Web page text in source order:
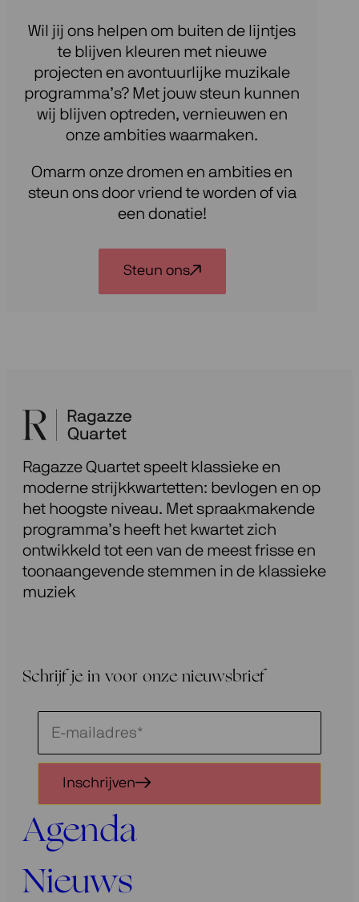
Wil jij ons helpen om buiten de lijntjes
te blijven kleuren met nieuwe
projecten en avontuurlijke muzikale
programma’s? Met jouw steun kunnen
wij blijven optreden, vernieuwen en
onze ambities waarmaken.
Omarm onze dromen en ambities en
steun ons door vriend te worden of via
een donatie!
Steun ons
Ragazze Quartet speelt klassieke en
moderne strijkkwartetten: bevlogen en op
het hoogste niveau. Met spraakmakende
programma’s heeft het kwartet zich
ontwikkeld tot een van de meest frisse en
toonaangevende stemmen in de klassieke
muziek
Schrijf je in voor onze nieuwsbrief
Schrijf
voor
onze
nieuwsbrief
Inschrijven
Agenda
Nieuws